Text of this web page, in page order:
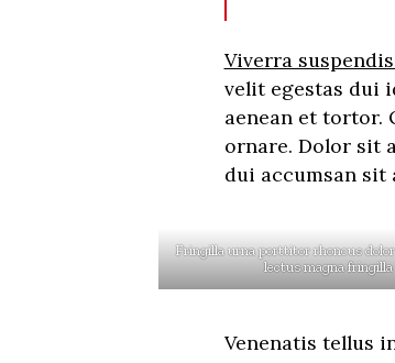
Viverra
velit egestas dui
aenean et tortor.
ornare. Dolor sit
dui accumsan
Fringilla urna porttitor rhoncus
lectus magna
Venenatis tellus